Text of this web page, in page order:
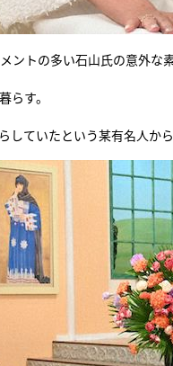
ントの多い石山氏の意外
らす。
していたという某有名人か